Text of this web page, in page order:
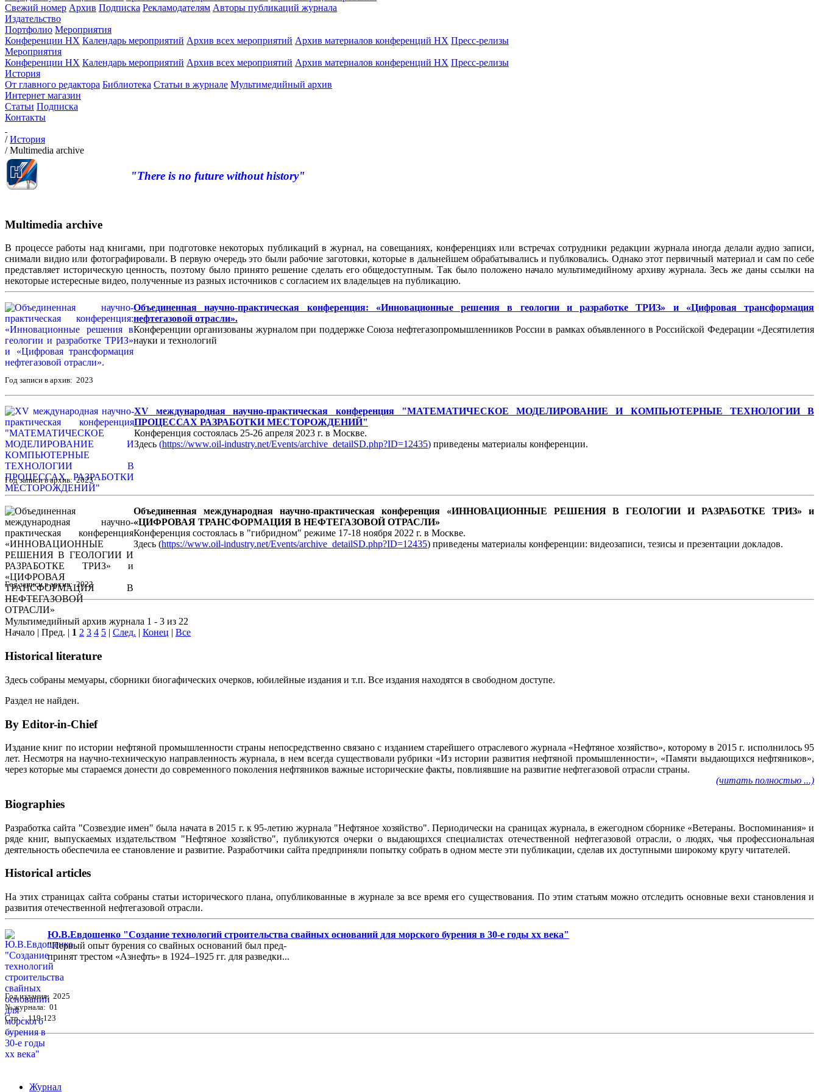
Свежий номер Архив Подписка Рекламодателям Авторы публикаций журнала
Издательство
Портфолио Мероприятия
Конференции НХ Календарь мероприятий Архив всех мероприятий Архив материалов конференций НХ Пресс-релизы
Мероприятия
Конференции НХ Календарь мероприятий Архив всех мероприятий Архив материалов конференций НХ Пресс-релизы
История
От главного редактора Библиотека Статьи в журнале Мультимедийный архив
Интернет магазин
Статьи Подписка
Контакты
/История
/Multimedia archive
"There is no future without history"
Multimedia archive
В процессе работы над книгами, при подготовке некоторых публикаций в журнал, на совещаниях, конференциях или встречах сотрудники редакции журнала иногда делали аудио записи,
снимали видио или фотографировали. В первую очередь это были рабочие заготовки, которые в дальнейшем обрабатывались и публковались. Однако этот первичный материал и сам по себе
представляет историческую ценность, поэтому было принято решение сделать его общедоступным. Так было положено начало мультимедийному архиву журнала. Зесь же даны ссылки на
некоторые истересные видео, полученные из разных источников с согласием их владельцев на публикацию.
Объединенная научно-практическая конференция: «Инновационные решения в геологии и разработке ТРИЗ» и «Цифровая трансформация
нефтегазовой отрасли».
Конференции организованы журналом при поддержке Союза нефтегазопромышленников России в рамках объявленного в Российской Федерации «Десятилетия
науки и технологий
Год записи в архив: 2023
XV международная научно-практическая конференция "МАТЕМАТИЧЕСКОЕ МОДЕЛИРОВАНИЕ И КОМПЬЮТЕРНЫЕ ТЕХНОЛОГИИ В
ПРОЦЕССАХ РАЗРАБОТКИ МЕСТОРОЖДЕНИЙ"
Конференция состоялась 25-26 апреля 2023 г. в Москве.
Здесь (https://www.oil-industry.net/Events/archive_detailSD.php?ID=12435) приведены материалы конференции.
Год записи в архив: 2023
Объединенная международная научно-практическая конференция «ИННОВАЦИОННЫЕ РЕШЕНИЯ В ГЕОЛОГИИ И РАЗРАБОТКЕ ТРИЗ» и
«ЦИФРОВАЯ ТРАНСФОРМАЦИЯ В НЕФТЕГАЗОВОЙ ОТРАСЛИ»
Конференция состоялась в "гибридном" режиме 17-18 ноября 2022 г. в Москве.
Здесь (https://www.oil-industry.net/Events/archive_detailSD.php?ID=12435) приведены материалы конференции: видеозаписи, тезисы и презентации докладов.
Год записи в архив: 2022
Мультимедийный архив журнала 1 - 3 из 22
Начало | Пред. | 1 2 3 4 5 | След. | Конец | Все
Historical literature
Здесь собраны мемуары, сборники биогафических очерков, юбилейные издания и т.п. Все издания находятся в свободном доступе.
Раздел не найден.
By Editor-in-Chief
Издание книг по истории нефтяной промышленности страны непосредственно связано с изданием старейшего отраслевого журнала «Нефтяное хозяйство», которому в 2015 г. исполнилось 95
лет. Несмотря на научно-техническую направленность журнала, в нем всегда существовали рубрики «Из истории развития нефтяной промышленности», «Памяти выдающихся нефтяников»,
через которые мы стараемся донести до современного поколения нефтяников важные исторические факты, повлиявшие на развитие нефтегазовой отрасли страны.
(читать полностью ...)
Biographies
Разработка сайта "Созвездие имен" была начата в 2015 г. к 95-летию журнала "Нефтяное хозяйство". Периодически на сраницах журнала, в ежегодном сборнике «Ветераны. Воспоминания» и
ряде книг, выпускаемых издательством "Нефтяное хозяйство", публикуются очерки о выдающихся специалистах отечественной нефтегазовой отрасли, о людях, чья профессиональная
деятельность обеспечила ее становление и развитие. Разработчики сайта предприняли попытку собрать в одном месте эти публикации, сделав их доступными широкому кругу читателей.
Historical articles
На этих страницах сайта собраны статьи исторического плана, опубликованные в журнале за все время его существования. По этим статьям можно отследить основные вехи становления и
развития отечественной нефтегазовой отрасли.
Ю.В.Евдошенко "Создание технологий строительства свайных оснований для морского бурения в 30-е годы хх века"
"Первый опыт бурения со свайных оснований был пред-
принят трестом «Азнефть» в 1924–1925 гг. для разведки...
Год издания: 2025
№ журнала: 01
Стр. : 119-123
Журнал